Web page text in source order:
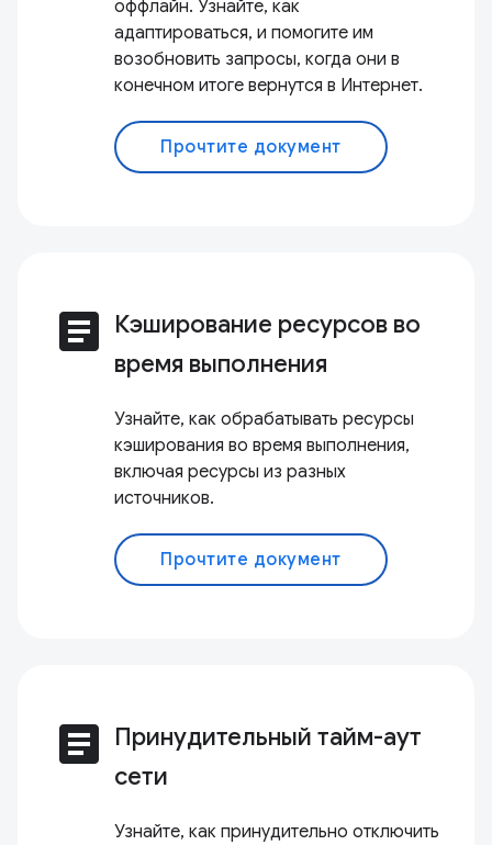
оффлайн. Узнайте, как
адаптироваться, и помогите им
возобновить запросы, когда они в
конечном итоге вернутся в Интернет.
Прочтите документ
article Кэширование ресурсов во
время выполнения
Узнайте, как обрабатывать ресурсы
кэширования во время выполнения,
включая ресурсы из разных
источников.
Прочтите документ
article Принудительный тайм-аут
сети
Узнайте, как принудительно отключить